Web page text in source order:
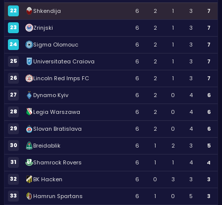
22 Shkendija 6 2 1 3 7
23 Zrinjski 6 2 1 3 7
24 Sigma Olomouc 6 2 1 3 7
25 Universitatea Craiova 6 2 1 3 7
26 Lincoln Red Imps FC 6 2 1 3 7
27 Dynamo Kyiv 6 2 0 4 6
28 Legia Warszawa 6 2 0 4 6
29 Slovan Bratislava 6 2 0 4 6
30 Breidablik 6 1 2 3 5
31 Shamrock Rovers 6 1 1 4 4
32 BK Hacken 6 0 3 3 3
33 Hamrun Spartans 6 1 0 5 3